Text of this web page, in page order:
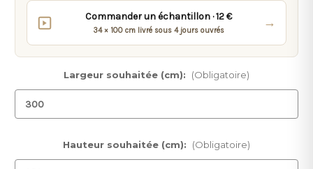
Commander un échantillon · 12 €
34 × 100 cm livré sous 4 jours ouvrés
→
Largeur souhaitée (cm): (Obligatoire)
Hauteur souhaitée (cm): (Obligatoire)